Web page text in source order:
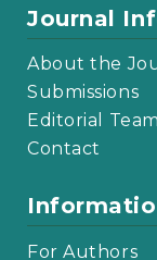
Journal
About the
Submissions
Editorial Team
Contact
For Authors